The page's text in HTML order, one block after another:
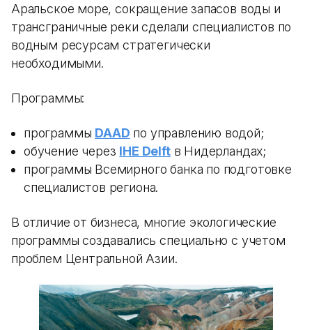
Аральское море, сокращение запасов воды и
трансграничные реки сделали специалистов по
водным ресурсам стратегически
необходимыми.
Программы:
программы DAAD по управлению водой;
обучение через IHE Delftв Нидерландах;
программы Всемирного банка по подготовке
специалистов региона.
В отличие от бизнеса, многие экологические
программы создавались специально с учетом
проблем Центральной Азии.